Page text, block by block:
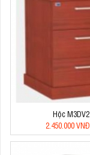
Hộc M3DV2
2.450.000 VNĐ